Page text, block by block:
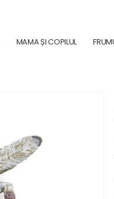
MAMA ȘI COPILUL